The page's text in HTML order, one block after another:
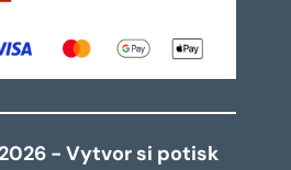
- Vytvor si potisk